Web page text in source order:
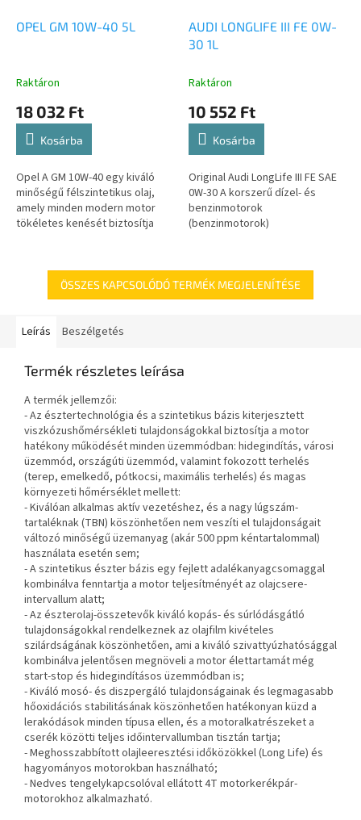
OPEL GM 10W-40 5L
Raktáron
18 032 Ft
Kosárba
Opel A GM 10W-40 egy kiváló
minőségű félszintetikus olaj,
amely minden modern motor
tökéletes kenését biztosítja
különösen...
AUDI LONGLIFE III FE 0W-
30 1L
Raktáron
10 552 Ft
Kosárba
Original Audi LongLife III FE SAE
0W-30 A korszerű dízel- és
benzinmotorok
(benzinmotorok)
Volkswagen teljesen...
ÖSSZES KAPCSOLÓDÓ TERMÉK MEGJELENÍTÉSE
Leírás Beszélgetés
Termék részletes leírása
A termék jellemzői:
- Az észtertechnológia és a szintetikus bázis kiterjesztett
viszkózushőmérsékleti tulajdonságokkal biztosítja a motor
hatékony működését minden üzemmódban: hidegindítás, városi
üzemmód, országúti üzemmód, valamint fokozott terhelés
(terep, emelkedő, pótkocsi, maximális terhelés) és magas
környezeti hőmérséklet mellett:
- Kiválóan alkalmas aktív vezetéshez, és a nagy lúgszám-
tartaléknak (TBN) köszönhetően nem veszíti el tulajdonságait
változó minőségű üzemanyag (akár 500 ppm kéntartalommal)
használata esetén sem;
- A szintetikus észter bázis egy fejlett adalékanyagcsomaggal
kombinálva fenntartja a motor teljesítményét az olajcsere-
intervallum alatt;
- Az észterolaj-összetevők kiváló kopás- és súrlódásgátló
tulajdonságokkal rendelkeznek az olajfilm kivételes
szilárdságának köszönhetően, ami a kiváló szivattyúzhatósággal
kombinálva jelentősen megnöveli a motor élettartamát még
start-stop és hidegindításos üzemmódban is;
- Kiváló mosó- és diszpergáló tulajdonságainak és legmagasabb
hőoxidációs stabilitásának köszönhetően hatékonyan küzd a
lerakódások minden típusa ellen, és a motoralkatrészeket a
cserék közötti teljes időintervallumban tisztán tartja;
- Meghosszabbított olajleeresztési időközökkel (Long Life) és
hagyományos motorokban használható;
- Nedves tengelykapcsolóval ellátott 4T motorkerékpár-
motorokhoz alkalmazható.